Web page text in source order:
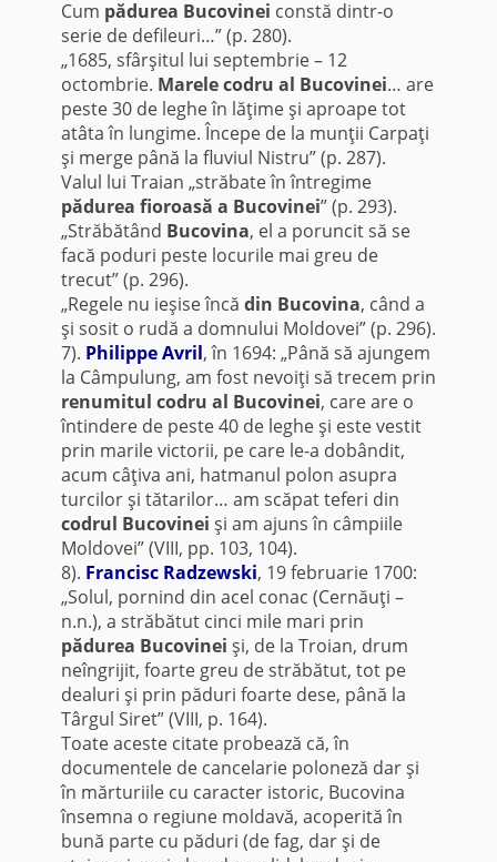
Cum pădurea Bucovinei constă dintr-o
serie de defileuri…” (p. 280).
„1685, sfârşitul lui septembrie – 12
octombrie. Marele codru al Bucovinei… are
peste 30 de leghe în lăţime şi aproape tot
atâta în lungime. Începe de la munţii Carpaţi
şi merge până la fluviul Nistru” (p. 287).
Valul lui Traian „străbate în întregime
pădurea fioroasă a Bucovinei” (p. 293).
„Străbătând Bucovina, el a poruncit să se
facă poduri peste locurile mai greu de
trecut” (p. 296).
„Regele nu ieşise încă din Bucovina, când a
şi sosit o rudă a domnului Moldovei” (p. 296).
7). Philippe Avril, în 1694: „Până să ajungem
la Câmpulung, am fost nevoiţi să trecem prin
renumitul codru al Bucovinei, care are o
întindere de peste 40 de leghe şi este vestit
prin marile victorii, pe care le-a dobândit,
acum câţiva ani, hatmanul polon asupra
turcilor şi tătarilor… am scăpat teferi din
codrul Bucovinei şi am ajuns în câmpiile
Moldovei” (VIII, pp. 103, 104).
8). Francisc Radzewski, 19 februarie 1700:
„Solul, pornind din acel conac (Cernăuţi –
n.n.), a străbătut cinci mile mari prin
pădurea Bucovinei şi, de la Troian, drum
neîngrijit, foarte greu de străbătut, tot pe
dealuri şi prin păduri foarte dese, până la
Târgul Siret” (VIII, p. 164).
Toate aceste citate probează că, în
documentele de cancelarie poloneză dar şi
în mărturiile cu caracter istoric, Bucovina
însemna o regiune moldavă, acoperită în
bună parte cu păduri (de fag, dar şi de